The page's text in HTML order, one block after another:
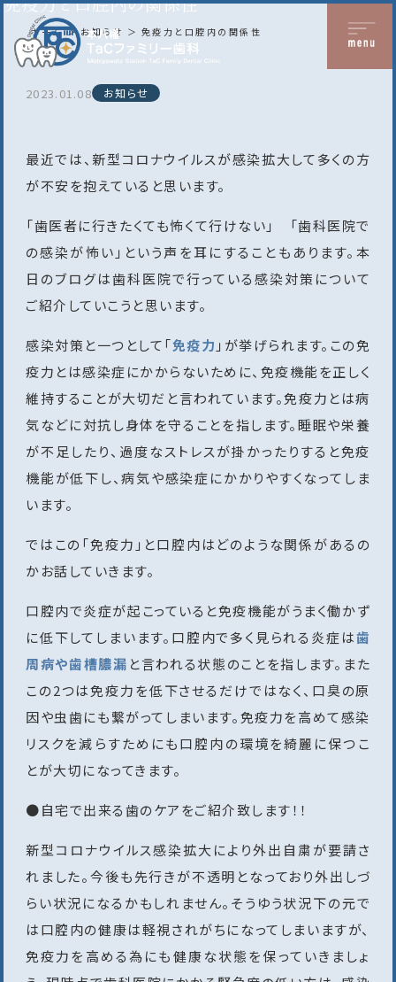
ホーム お知らせ 免疫力と口腔内の関係性
2023.01.08 お知らせ
最近では、新型コロナウイルスが感染拡大して多くの方
が不安を抱えていると思います。
「歯医者に行きたくても怖くて行けない」 「歯科医院で
の感染が怖い」という声を耳にすることもあります。本
日のブログは歯科医院で行っている感染対策について
ご紹介していこうと思います。
感染対策と一つとして「免疫力 」が挙げられます。この免
疫力とは感染症にかからないために、免疫機能を正しく
維持することが大切だと言われています。免疫力とは病
気などに対抗し身体を守ることを指します。睡眠や栄養
が不足したり、過度なストレスが掛かったりすると免疫
機能が低下し、病気や感染症にかかりやすくなってしま
います。
ではこの「免疫力」と口腔内はどのような関係があるの
かお話していきます。
口腔内で炎症が起こっていると免疫機能がうまく働かず
に低下してしまいます。口腔内で多く見られる炎症は歯
周病や歯槽膿漏 と言われる状態のことを指します。また
この2つは免疫力を低下させるだけではなく、口臭の原
因や虫歯にも繋がってしまいます。免疫力を高めて感染
リスクを減らすためにも口腔内の環境を綺麗に保つこ
とが大切になってきます。
●自宅で出来る歯のケアをご紹介致します！！
新型コロナウイルス感染拡大により外出自粛が要請さ
れました。今後も先行きが不透明となっており外出しづ
らい状況になるかもしれません。そうゆう状況下の元で
は口腔内の健康は軽視されがちになってしまいますが、
免疫力を高める為にも健康な状態を保っていきましょ